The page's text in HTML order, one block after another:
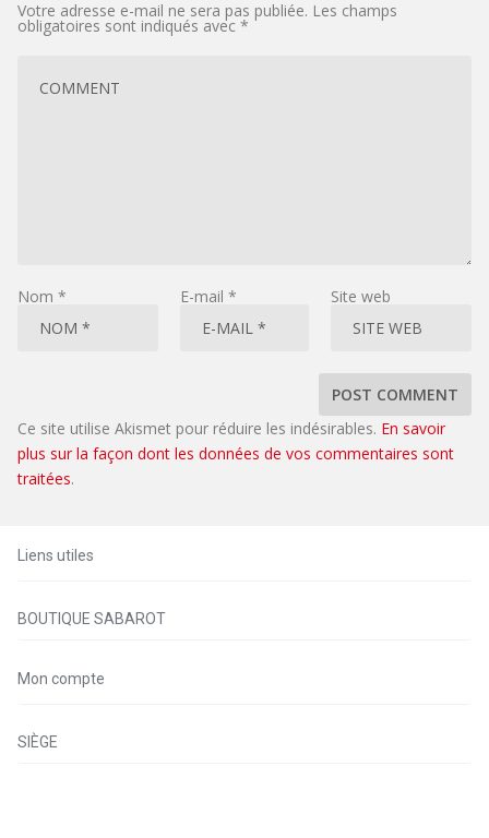
Votre adresse e-mail ne sera pas publiée. Les champs
obligatoires sont indiqués avec *
Nom * E-mail * Site web
Ce site utilise Akismet pour réduire les indésirables. En savoir
plus sur la façon dont les données de vos commentaires sont
traitées.
Liens utiles
BOUTIQUE SABAROT
Mon compte
SIÈGE